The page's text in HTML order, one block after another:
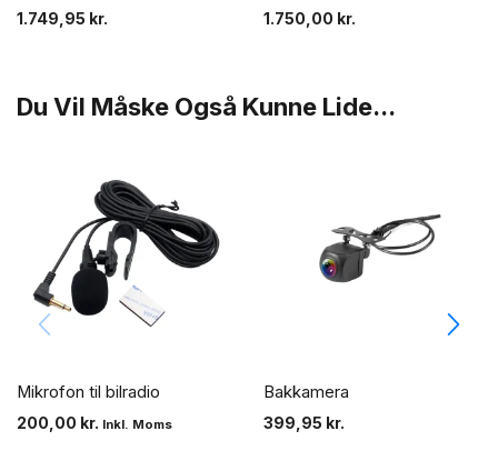
1.749,95 kr. 1.750,00 kr.
Du Vil Måske Også Kunne Lide...
Mikrofon til bilradio
200,00 kr. Inkl. Moms
Bakkamera
399,95 kr.